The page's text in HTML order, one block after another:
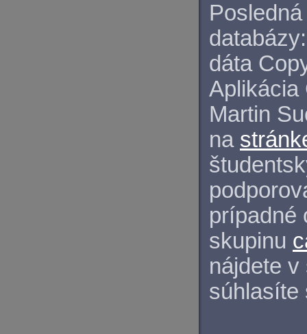
databázy:
dáta
Aplikácia
Martin
na
prípadné
skupinu
nájdete